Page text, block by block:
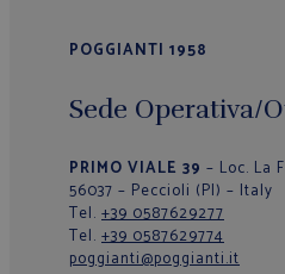
POGGIANTI 1958
Sede Operativa/
PRIMO VIALE 39 – Loc. La
56037 – Peccioli (PI) – Italy
Tel. +39 0587629277
Tel. +39 0587629774
poggianti@poggianti.it